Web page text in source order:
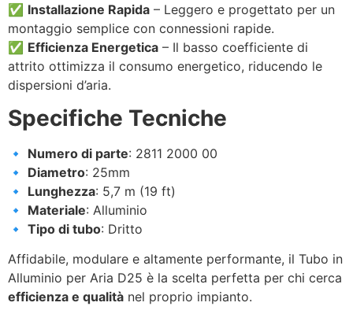
✅ Installazione Rapida – Leggero e progettato per un
montaggio semplice con connessioni rapide.
✅ Efficienza Energetica – Il basso coefficiente di
attrito ottimizza il consumo energetico, riducendo le
dispersioni d’aria.
Specifiche Tecniche
🔹 Numero di parte: 2811 2000 00
🔹 Diametro: 25mm
🔹 Lunghezza: 5,7 m (19 ft)
🔹 Materiale: Alluminio
🔹 Tipo di tubo: Dritto
Affidabile, modulare e altamente performante, il Tubo in
Alluminio per Aria D25 è la scelta perfetta per chi cerca
efficienza e qualità nel proprio impianto.